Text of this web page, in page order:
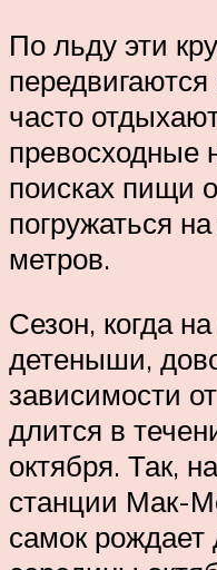
По льду эти
часто
превосходные
поисках пищи
погружаться
метров.
Сезон, когда
детеныши,
зависимости
длится в
октября. Так,
станции Мак-
самок